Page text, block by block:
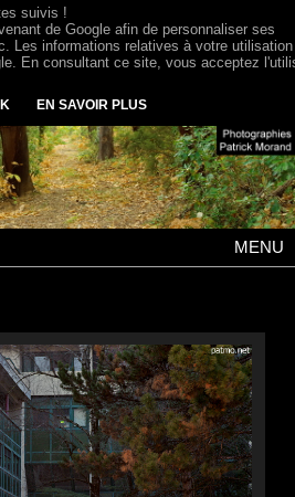
MENU
suivis !
de Google afin de personnaliser ses
Les informations relatives à votre
En consultant ce site, vous acceptez
EN SAVOIR PLUS